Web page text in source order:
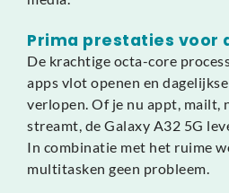
Prima prestaties voor
De krachtige octa-core
apps vlot openen en
verlopen. Of je nu appt, mailt,
streamt, de Galaxy A32 5G
In combinatie met het ruime
multitasken geen probleem.